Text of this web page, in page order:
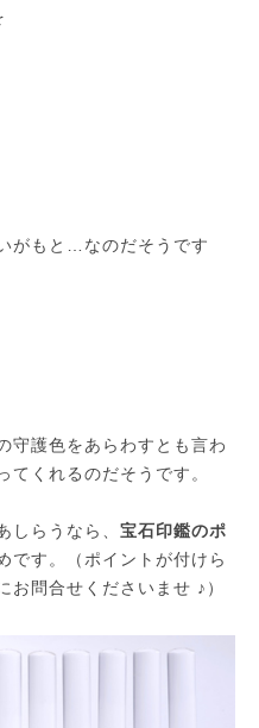
がもと…なのだそうです
守護色をあらわすとも言わ
てくれるのだそうです。
しらうなら、 宝石印鑑のポ
です。（ポイントが付けら
お問合せくださいませ ♪）